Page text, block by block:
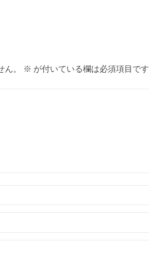
。 ※ が付いている欄は必須項目です